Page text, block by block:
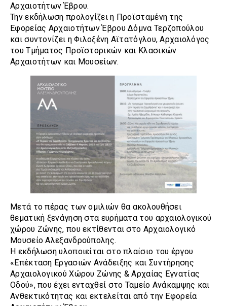
Αρχαιοτήτων Έβρου.
Την εκδήλωση προλογίζει η Προϊσταμένη της
Εφορείας Αρχαιοτήτων Έβρου Δόμνα Τερζοπούλου
και συντονίζει η Φιλοξένη Αϊτατόγλου, Αρχαιολόγος
του Τμήματος Προϊστορικών και Κλασικών
Αρχαιοτήτων και Μουσείων.
Μετά το πέρας των ομιλιών θα ακολουθήσει
θεματική ξενάγηση στα ευρήματα του αρχαιολογικού
χώρου Ζώνης, που εκτίθενται στο Αρχαιολογικό
Μουσείο Αλεξανδρούπολης.
Η εκδήλωση υλοποιείται στο πλαίσιο του έργου
«Επέκταση Εργασιών Ανάδειξης και Συντήρησης
Αρχαιολογικού Χώρου Ζώνης & Αρχαίας Εγνατίας
Οδού», που έχει ενταχθεί στο Ταμείο Ανάκαμψης και
Ανθεκτικότητας και εκτελείται από την Εφορεία